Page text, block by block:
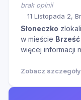
brak opinii
11 Listopada 2,
Słoneczko
w mieście
więcej informacji
Zobacz szczegóły